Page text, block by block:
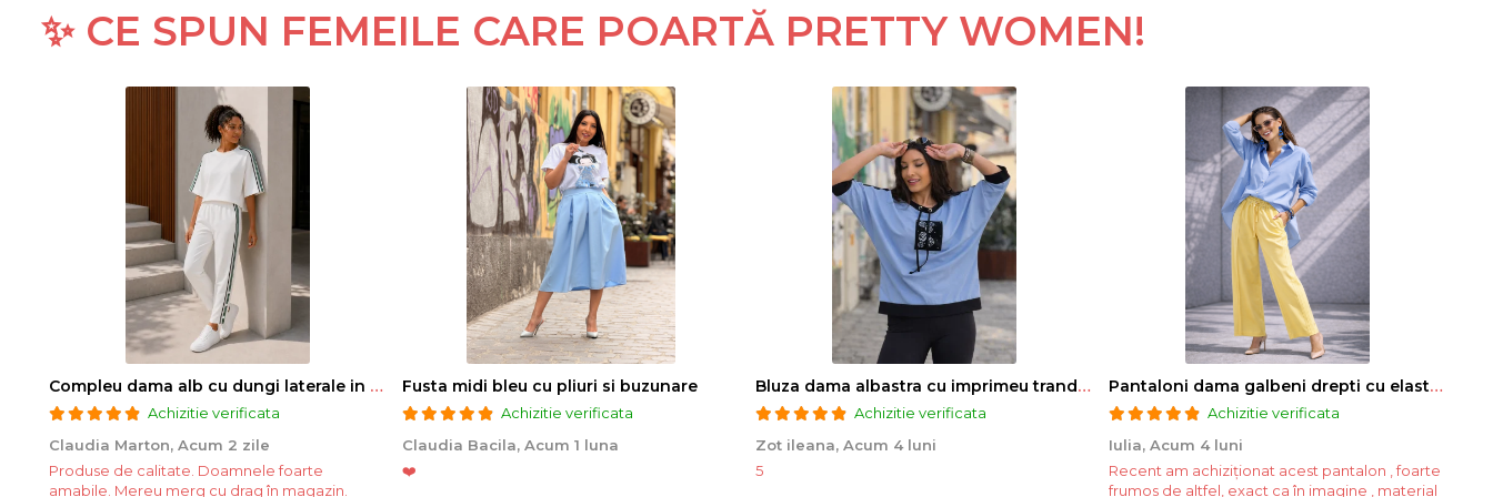
✨ CE SPUN FEMEILE CARE POARTĂ PRETTY WOMEN!
Compleu dama alb cu dungi laterale in nuante de verde si negru
Achizitie verificata
Claudia Marton, Acum 2 zile
Produse de calitate. Doamnele foarte
amabile. Mereu merg cu drag în magazin.
Fusta midi bleu cu pliuri si buzunare
Achizitie verificata
Claudia Bacila, Acum 1 luna
❤️
Bluza dama albastra cu imprimeu trandafiri si snur la gat
Achizitie verificata
Zot ileana, Acum 4 luni
5
Pantaloni dama galbeni drepti cu elastic si snur in talie
Achizitie verificata
Iulia, Acum 4 luni
Recent am achiziționat acest pantalon , foarte
frumos de altfel, exact ca în imagine , material